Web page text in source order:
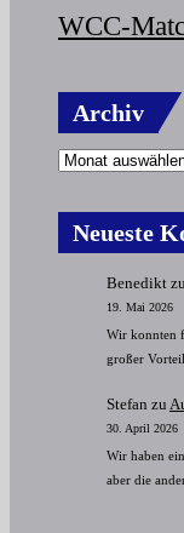
WCC-
Archiv
Neueste
Benedikt zu
19. Mai 2026
Wir konnten
großer Vorteil.
Stefan zu
30. April 2026
Wir haben
aber die